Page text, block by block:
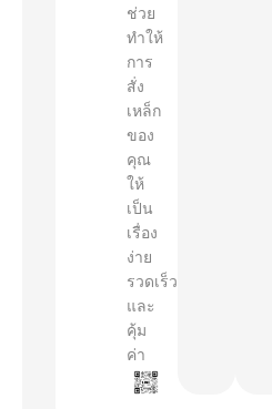
ช่วย
ทำให้
การ
สั่ง
เหล็ก
ของ
คุณ
ให้
เป็น
เรื่อง
ง่าย
รวดเร็ว
และ
คุ้ม
ค่า